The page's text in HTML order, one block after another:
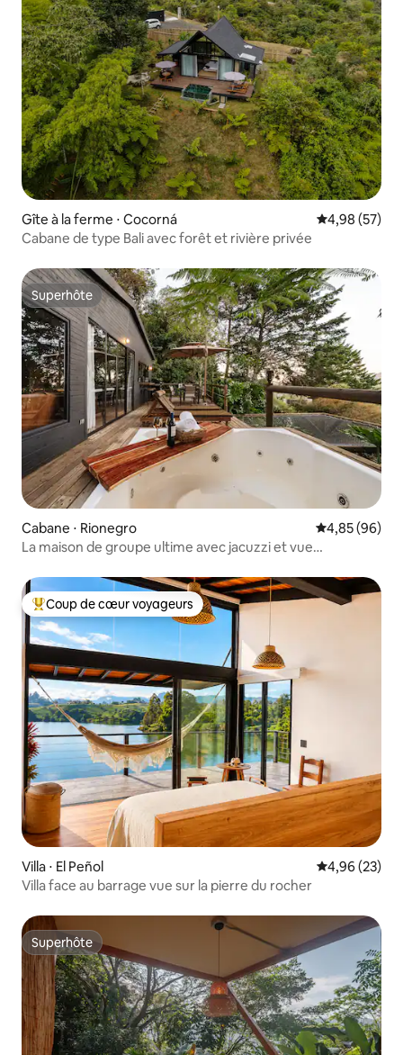
Gîte à la ferme ⋅ Cocorná Évaluation
4,98 (57)
Cabane de type Bali avec forêt et rivière privée
Superhôte
Superhôte
Cabane ⋅ Rionegro Évaluation
4,85 (96)
La maison de groupe ultime avec jacuzzi et vue
Coups de cœur voyageurs les plus appréciés
Coup de cœur voyageurs
Villa ⋅ El Peñol Évaluation
4,96 (23)
Villa face au barrage vue sur la pierre du rocher
Superhôte
Superhôte